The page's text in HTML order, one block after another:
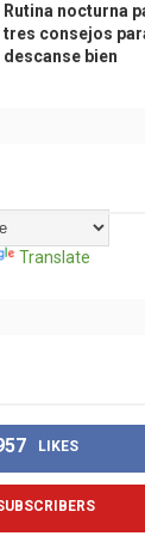
Rutina nocturna
tres consejos
descanse bien
Translate
LIKES